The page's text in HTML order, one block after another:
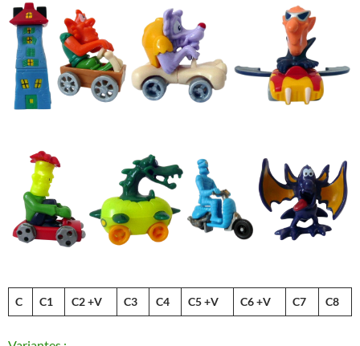
C C1 C2 +V C3 C4 C5 +V C6 +V C7 C8